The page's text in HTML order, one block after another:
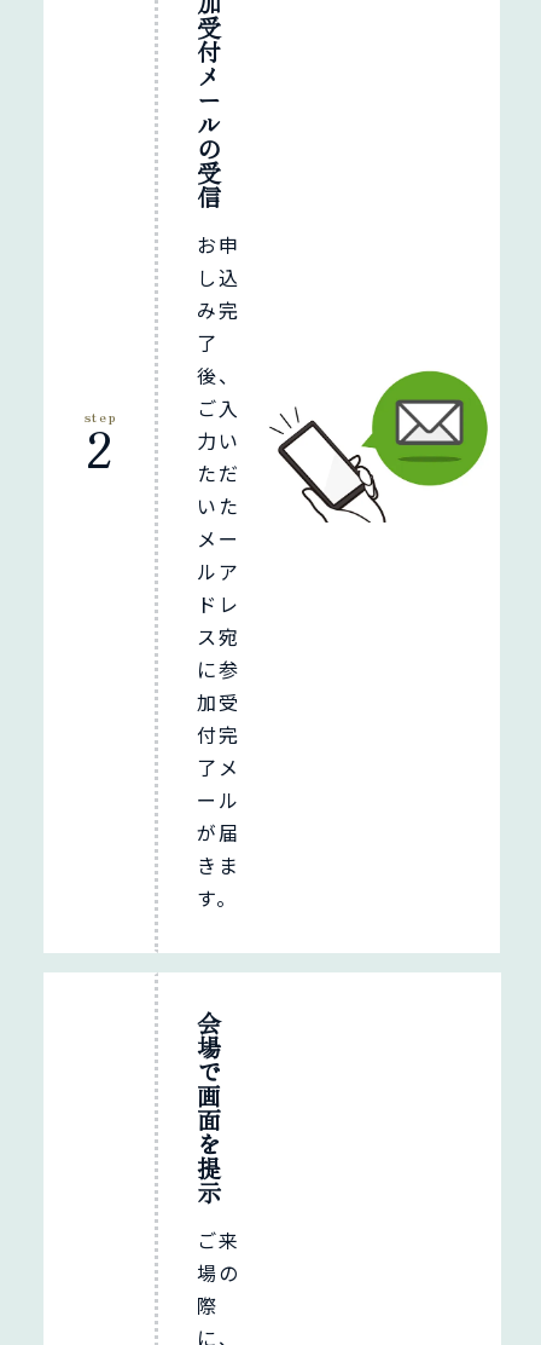
step
2
受
付
メ
ー
ル
の
受
信
お申
し込
み完
了
後、
ご入
力い
ただ
いた
メー
ルア
ドレ
ス宛
に参
加受
付完
了メ
ール
が届
きま
す。
会
場
で
画
面
を
提
示
ご来
場の
際
に、